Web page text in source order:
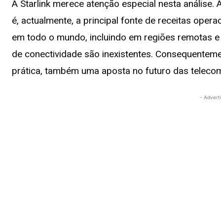
A Starlink merece atenção especial nesta
é, actualmente, a principal fonte de receitas
em todo o mundo, incluindo em regiões remotas
de conectividade são inexistentes.
prática, também uma aposta no futuro das
-